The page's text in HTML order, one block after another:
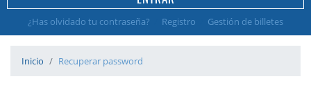
¿Has olvidado tu contraseña? Registro Gestión de billetes
Inicio Recuperar password